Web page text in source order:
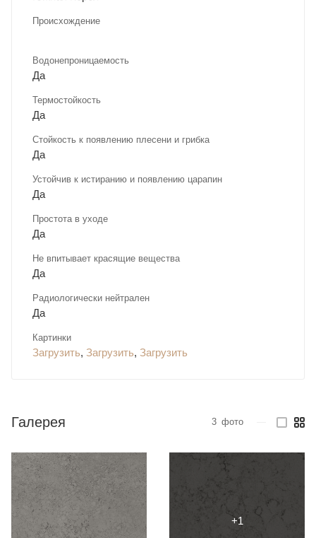
Происхождение
Водонепроницаемость
Да
Термостойкость
Да
Стойкость к появлению плесени и грибка
Да
Устойчив к истиранию и появлению царапин
Да
Простота в уходе
Да
Не впитывает красящие вещества
Да
Радиологически нейтрален
Да
Картинки
Загрузить, Загрузить, Загрузить
Галерея 3 фото